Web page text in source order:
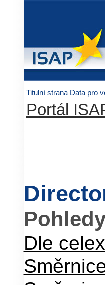
Titulní strana Data pro
Portál
Pohledy
Dle